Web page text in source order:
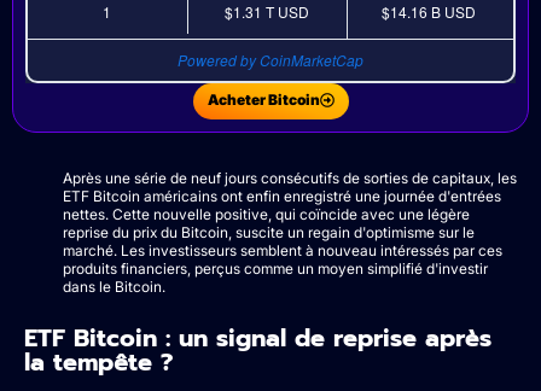
1
$1.31 TUSD
$14.16 B USD
Powered by CoinMarketCap
Acheter Bitcoin
Après une série de neuf jours consécutifs de sorties de capitaux, les
ETF Bitcoin américains ont enfin enregistré une journée d'entrées
nettes. Cette nouvelle positive, qui coïncide avec une légère
reprise du prix du Bitcoin, suscite un regain d'optimisme sur le
marché. Les investisseurs semblent à nouveau intéressés par ces
produits financiers, perçus comme un moyen simplifié d'investir
dans le Bitcoin.
ETF Bitcoin : un signal de reprise après
la tempête ?